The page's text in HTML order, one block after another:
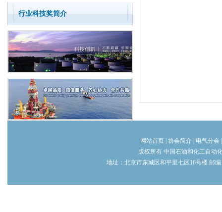
行业科技奖简介
网站首页 协会简介 电气分会
版权所有 中国石油和化工自动
地址：北京市东城区和平里七区16号楼 邮编